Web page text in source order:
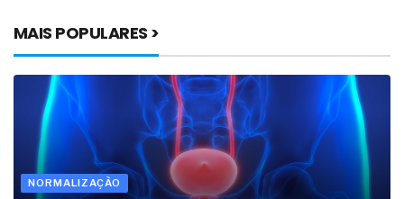
MAIS POPULARES >
NORMALIZAÇÃO